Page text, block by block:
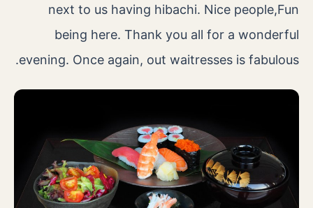
next to us having hibachi. Nice people,Fun
being here. Thank you all for a wonderful
evening. Once again, out waitresses is fabulous.